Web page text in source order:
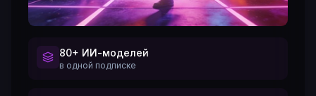
80+ ИИ-моделей
в одной подписке